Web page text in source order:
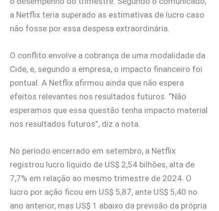
a Netflix teria superado as estimativas de lucro caso
não fosse por essa despesa extraordinária.
O conflito envolve a cobrança de uma modalidade da
Cide, e, segundo a empresa, o impacto financeiro foi
pontual. A Netflix afirmou ainda que não espera
efeitos relevantes nos resultados futuros. “Não
esperamos que essa questão tenha impacto material
nos resultados futuros”, diz a nota.
No período encerrado em setembro, a Netflix
registrou lucro líquido de US$ 2,54 bilhões, alta de
7,7% em relação ao mesmo trimestre de 2024. O
lucro por ação ficou em US$ 5,87, ante US$ 5,40 no
ano anterior, mas US$ 1 abaixo da previsão da própria